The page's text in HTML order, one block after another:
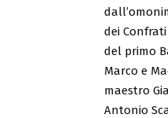
dei
del primo
Marco e
maestro
Antonio